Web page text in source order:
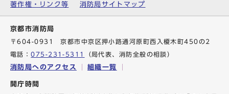
著作権・リンク等 消防局サイトマップ
京都市消防局
〒604-0931 京都市中京区押小路通河原町西入榎木町450の2
電話：075-231-5311 （局代表、消防全般の相談）
消防局へのアクセス 組織一覧
開庁時間